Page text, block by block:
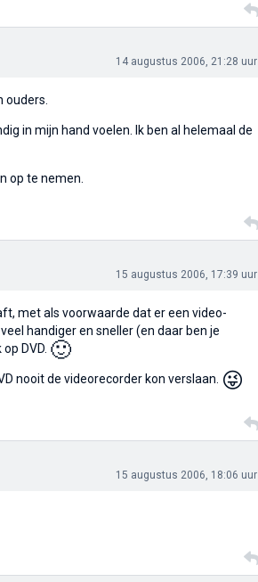
14 augustus 2006, 21:28 uur
ouders.
in mijn hand voelen. Ik ben al helemaal de
op te nemen.
15 augustus 2006, 17:39 uur
met als voorwaarde dat er een video-
handiger en sneller (en daar ben je
DVD. 🙂
nooit de videorecorder kon verslaan. 😜
15 augustus 2006, 18:06 uur